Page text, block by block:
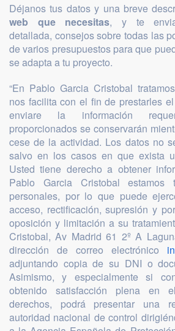
Déjanos tus datos y una breve
web que necesitas, y te
detallada, consejos sobre todas las
de varios presupuestos para que
se adapta a tu proyecto.
“En Pablo Garcia Cristobal
nos facilita con el fin de prestarles
enviare la información
proporcionados se conservarán
cese de la actividad. Los datos no
salvo en los casos en que exista
Usted tiene derecho a obtener
Pablo Garcia Cristobal estamos
personales, por lo que puede
acceso, rectificación, supresión y
oposición y limitación a su
Cristobal, Av Madrid 61 2º A
dirección de correo electrónico
adjuntando copia de su DNI o
Asimismo, y especialmente si
obtenido satisfacción plena en
derechos, podrá presentar una
autoridad nacional de control